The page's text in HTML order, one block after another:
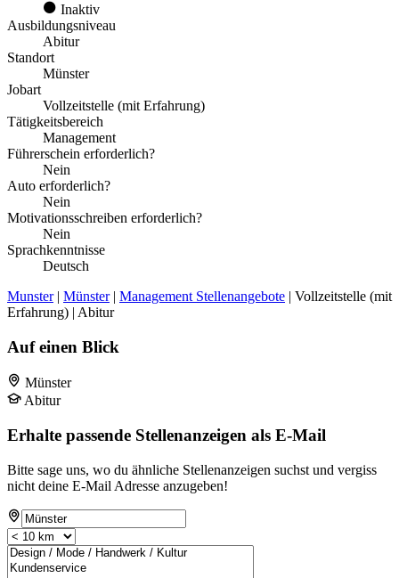
Inaktiv
Ausbildungsniveau
Abitur
Standort
Münster
Jobart
Vollzeitstelle (mit Erfahrung)
Tätigkeitsbereich
Management
Führerschein erforderlich?
Nein
Auto erforderlich?
Nein
Motivationsschreiben erforderlich?
Nein
Sprachkenntnisse
Deutsch
Munster| Münster| Management Stellenangebote | Vollzeitstelle (mit
Erfahrung) | Abitur
Auf einen Blick
Münster
Abitur
Erhalte passende Stellenanzeigen als E-Mail
Bitte sage uns, wo du ähnliche Stellenanzeigen suchst und vergiss
nicht deine E-Mail Adresse anzugeben!